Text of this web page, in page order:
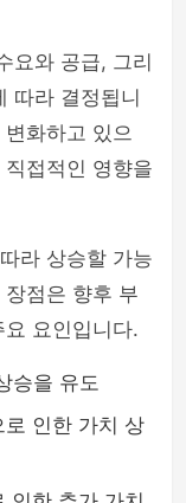
요와 공급, 그리
따라 결정됩니
화하고 있으
접적인 영향을
라 상승할 가능
점은 향후 부
요인입니다.
승을 유도
인한 가치 상